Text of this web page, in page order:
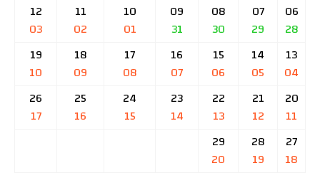
06
28
07
29
08
30
09
31
10
01
11
02
12
03
13
04
14
05
15
06
16
07
17
08
18
09
19
10
20
11
21
12
22
13
23
14
24
15
25
16
26
17
27
18
28
19
29
20